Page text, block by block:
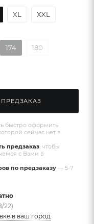
XL XXL
174 180
быстро оформить
сейчас нет в
предзаказ , чтобы
с Вами в
по предзаказу — 5-7
22)
в ваш город